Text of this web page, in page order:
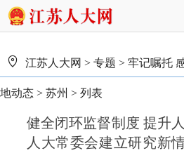
江苏人大网 > 专题 > 牢记嘱托
地动态 > 苏州 > 列表
健全闭环监督制度 提升
人大常委会建立研究新